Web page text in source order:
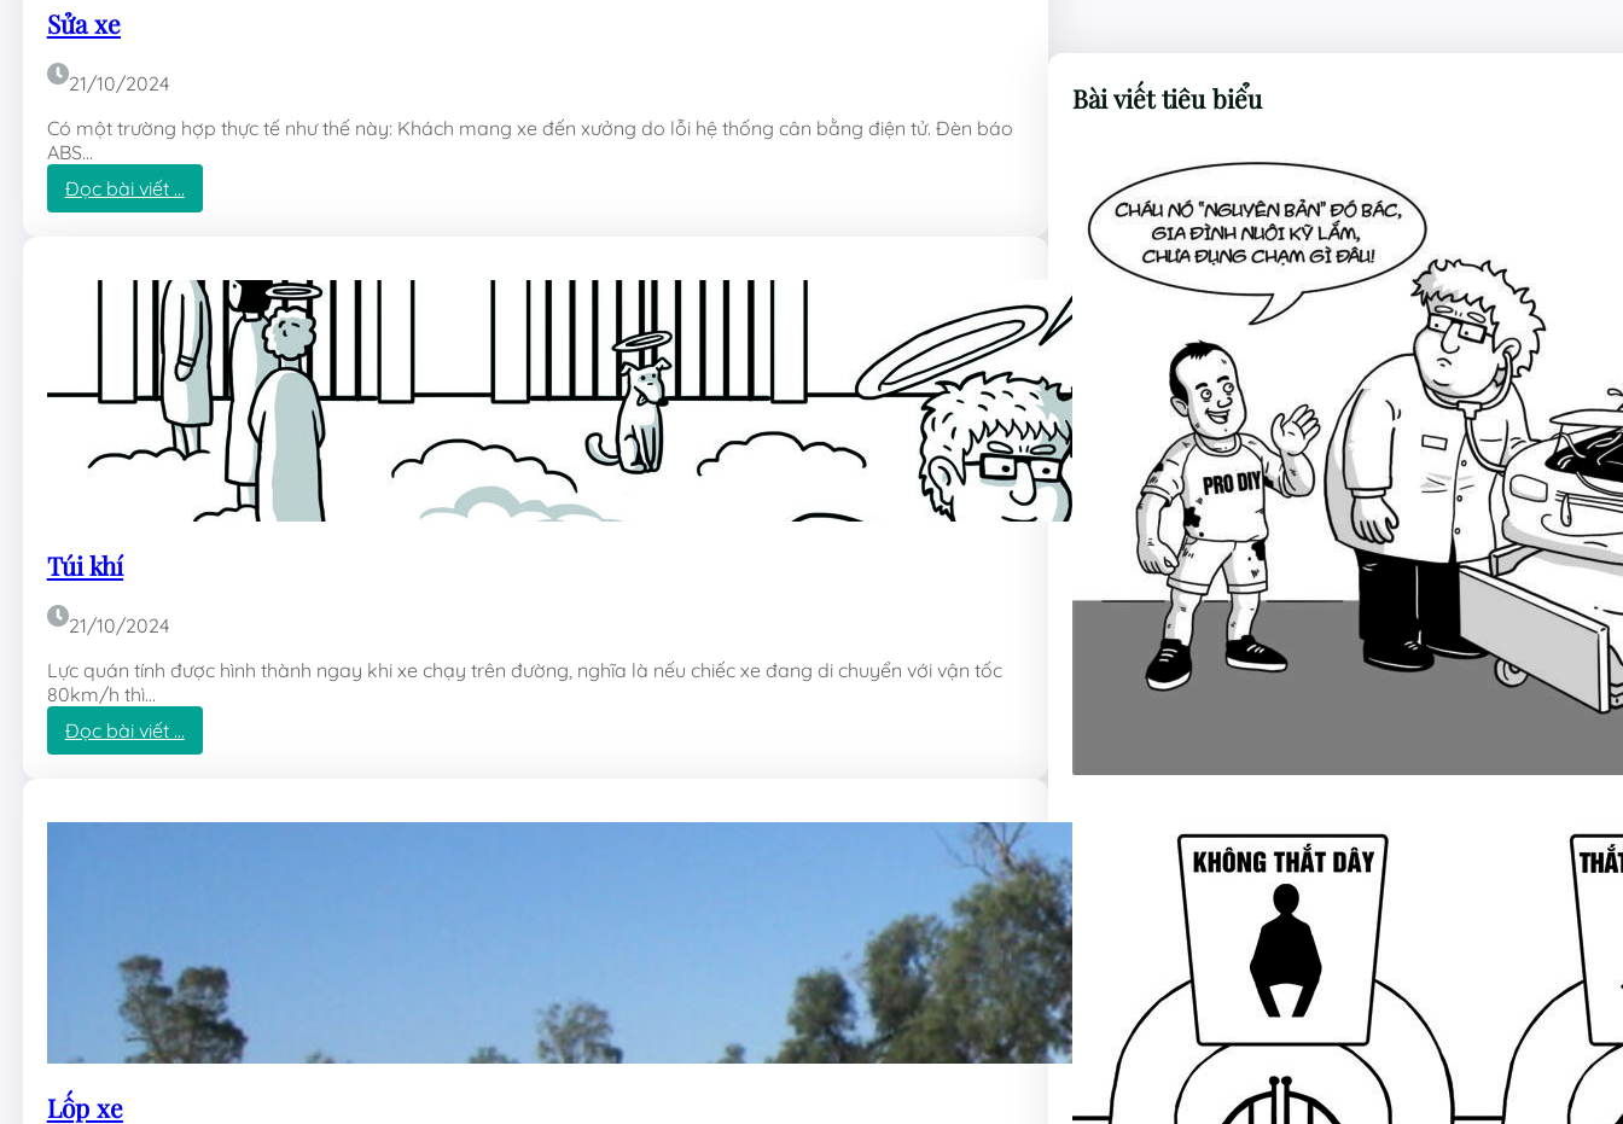
Sửa xe
21/10/2024
Có một trường hợp thực tế như thế này: Khách mang xe đến xưởng do lỗi hệ thống cân bằng điện tử. Đèn báo
ABS…
Đọc bài viết …:
S
x
e
Túi khí
21/10/2024
Lực quán tính được hình thành ngay khi xe chạy trên đường, nghĩa là nếu chiếc xe đang di chuyển với vận tốc
80km/h thì…
Đọc bài viết …:
T
k
Lốp xe
Bài viết tiêu biểu